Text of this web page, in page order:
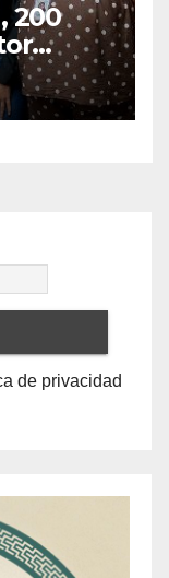
200
de privacidad